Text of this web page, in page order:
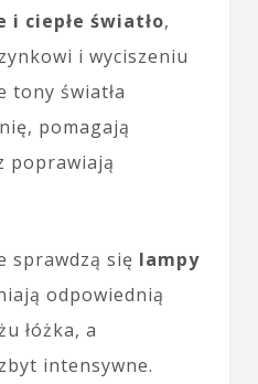
i ciepłe światło,
i wyciszeniu
tony światła
pomagają
poprawiają
sprawdzą się lampy
odpowiednią
łóżka, a
intensywne.